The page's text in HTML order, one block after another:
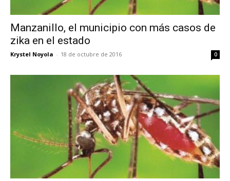
Manzanillo, el municipio con más casos de
zika en el estado
Krystel Noyola - 18 de octubre de 2016 0